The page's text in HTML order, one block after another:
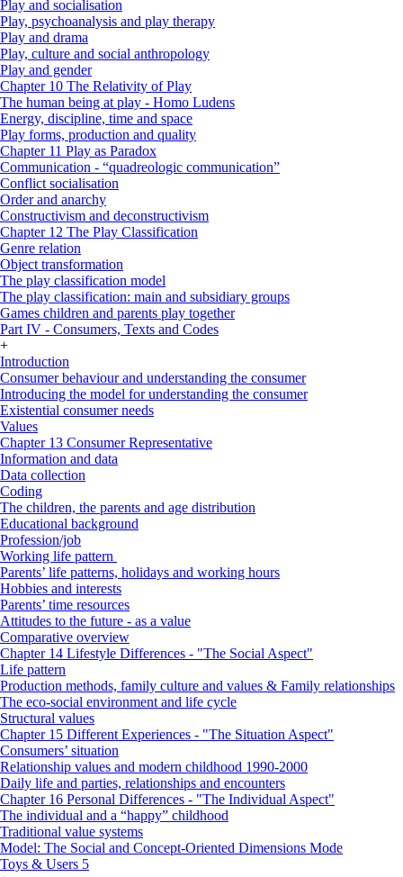
Play and socialisation
Play, psychoanalysis and play therapy
Play and drama
Play, culture and social anthropology
Play and gender
Chapter 10 The Relativity of Play
The human being at play - Homo Ludens
Energy, discipline, time and space
Play forms, production and quality
Chapter 11 Play as Paradox
Communication - “quadreologic communication”
Conflict socialisation
Order and anarchy
Constructivism and deconstructivism
Chapter 12 The Play Classification
Genre relation
Object transformation
The play classification model
The play classification: main and subsidiary groups
Games children and parents play together
Part IV - Consumers, Texts and Codes
+
Introduction
Consumer behaviour and understanding the consumer
Introducing the model for understanding the consumer
Existential consumer needs
Values
Chapter 13 Consumer Representative
Information and data
Data collection
Coding
The children, the parents and age distribution
Educational background
Profession/job
Working life pattern
Parents’ life patterns, holidays and working hours
Hobbies and interests
Parents’ time resources
Attitudes to the future - as a value
Comparative overview
Chapter 14 Lifestyle Differences - "The Social Aspect"
Life pattern
Production methods, family culture and values & Family relationships
The eco-social environment and life cycle
Structural values
Chapter 15 Different Experiences - "The Situation Aspect"
Consumers’ situation
Relationship values and modern childhood 1990-2000
Daily life and parties, relationships and encounters
Chapter 16 Personal Differences - "The Individual Aspect"
The individual and a “happy” childhood
Traditional value systems
Model: The Social and Concept-Oriented Dimensions Mode
Toys & Users 5